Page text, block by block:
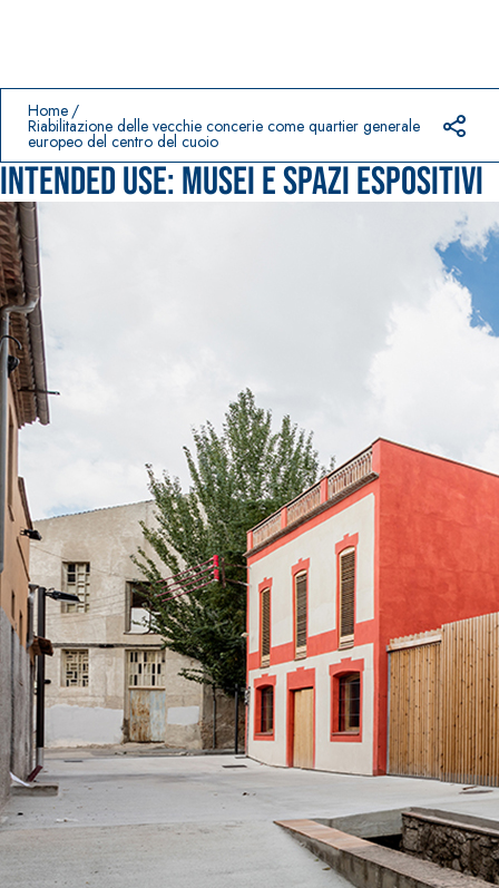
Home
Riabilitazione delle vecchie concerie come quartier generale
europeo del centro del cuoio
Intended use:Musei e Spazi espositivi
Prodotti in primo piano
Sistema POSA PAVIMENTI E RIVESTIMENTI
AQUAZIP®– IMPERMEABILIZZANTI
AQUAZIP ONE PRO
Guaina impermeabilizzante elastica
polimero cementizia